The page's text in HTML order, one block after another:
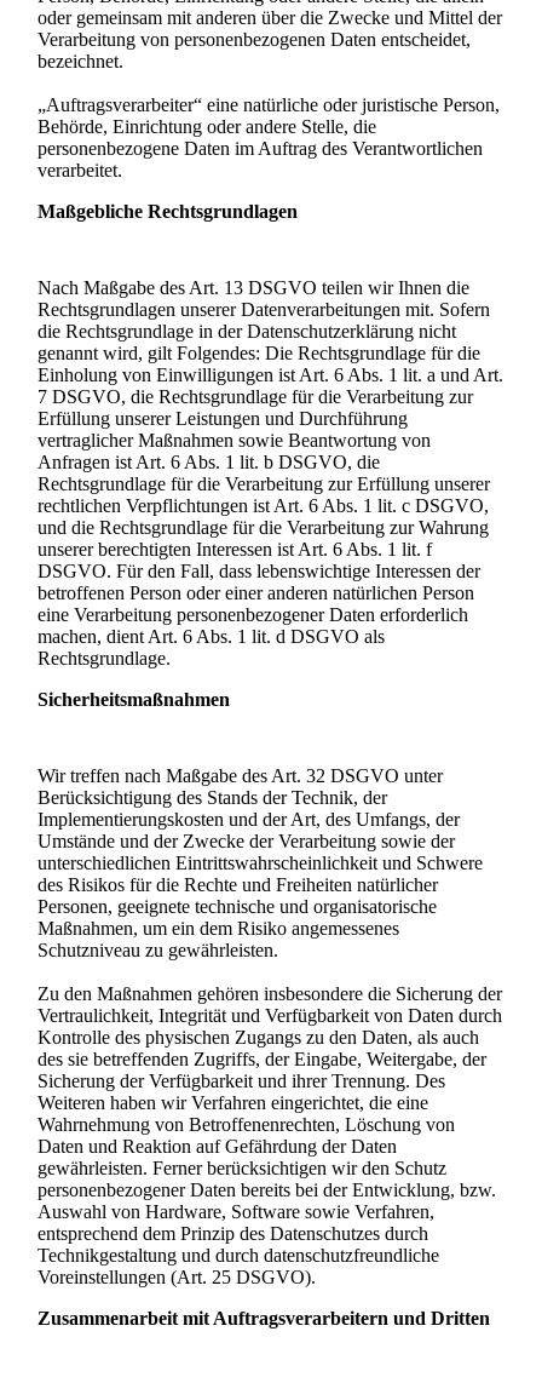
oder gemeinsam mit anderen über die Zwecke und Mittel der
Verarbeitung von personenbezogenen Daten entscheidet,
bezeichnet.
„Auftragsverarbeiter“ eine natürliche oder juristische Person,
Behörde, Einrichtung oder andere Stelle, die
personenbezogene Daten im Auftrag des Verantwortlichen
verarbeitet.
Maßgebliche Rechtsgrundlagen
Nach Maßgabe des Art. 13 DSGVO teilen wir Ihnen die
Rechtsgrundlagen unserer Datenverarbeitungen mit. Sofern
die Rechtsgrundlage in der Datenschutzerklärung nicht
genannt wird, gilt Folgendes: Die Rechtsgrundlage für die
Einholung von Einwilligungen ist Art. 6 Abs. 1 lit. a und Art.
7 DSGVO, die Rechtsgrundlage für die Verarbeitung zur
Erfüllung unserer Leistungen und Durchführung
vertraglicher Maßnahmen sowie Beantwortung von
Anfragen ist Art. 6 Abs. 1 lit. b DSGVO, die
Rechtsgrundlage für die Verarbeitung zur Erfüllung unserer
rechtlichen Verpflichtungen ist Art. 6 Abs. 1 lit. c DSGVO,
und die Rechtsgrundlage für die Verarbeitung zur Wahrung
unserer berechtigten Interessen ist Art. 6 Abs. 1 lit. f
DSGVO. Für den Fall, dass lebenswichtige Interessen der
betroffenen Person oder einer anderen natürlichen Person
eine Verarbeitung personenbezogener Daten erforderlich
machen, dient Art. 6 Abs. 1 lit. d DSGVO als
Rechtsgrundlage.
Sicherheitsmaßnahmen
Wir treffen nach Maßgabe des Art. 32 DSGVO unter
Berücksichtigung des Stands der Technik, der
Implementierungskosten und der Art, des Umfangs, der
Umstände und der Zwecke der Verarbeitung sowie der
unterschiedlichen Eintrittswahrscheinlichkeit und Schwere
des Risikos für die Rechte und Freiheiten natürlicher
Personen, geeignete technische und organisatorische
Maßnahmen, um ein dem Risiko angemessenes
Schutzniveau zu gewährleisten.
Zu den Maßnahmen gehören insbesondere die Sicherung der
Vertraulichkeit, Integrität und Verfügbarkeit von Daten durch
Kontrolle des physischen Zugangs zu den Daten, als auch
des sie betreffenden Zugriffs, der Eingabe, Weitergabe, der
Sicherung der Verfügbarkeit und ihrer Trennung. Des
Weiteren haben wir Verfahren eingerichtet, die eine
Wahrnehmung von Betroffenenrechten, Löschung von
Daten und Reaktion auf Gefährdung der Daten
gewährleisten. Ferner berücksichtigen wir den Schutz
personenbezogener Daten bereits bei der Entwicklung, bzw.
Auswahl von Hardware, Software sowie Verfahren,
entsprechend dem Prinzip des Datenschutzes durch
Technikgestaltung und durch datenschutzfreundliche
Voreinstellungen (Art. 25 DSGVO).
Zusammenarbeit mit Auftragsverarbeitern und Dritten